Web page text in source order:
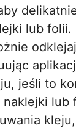
lub folii.
jeśli to
naklejki lub